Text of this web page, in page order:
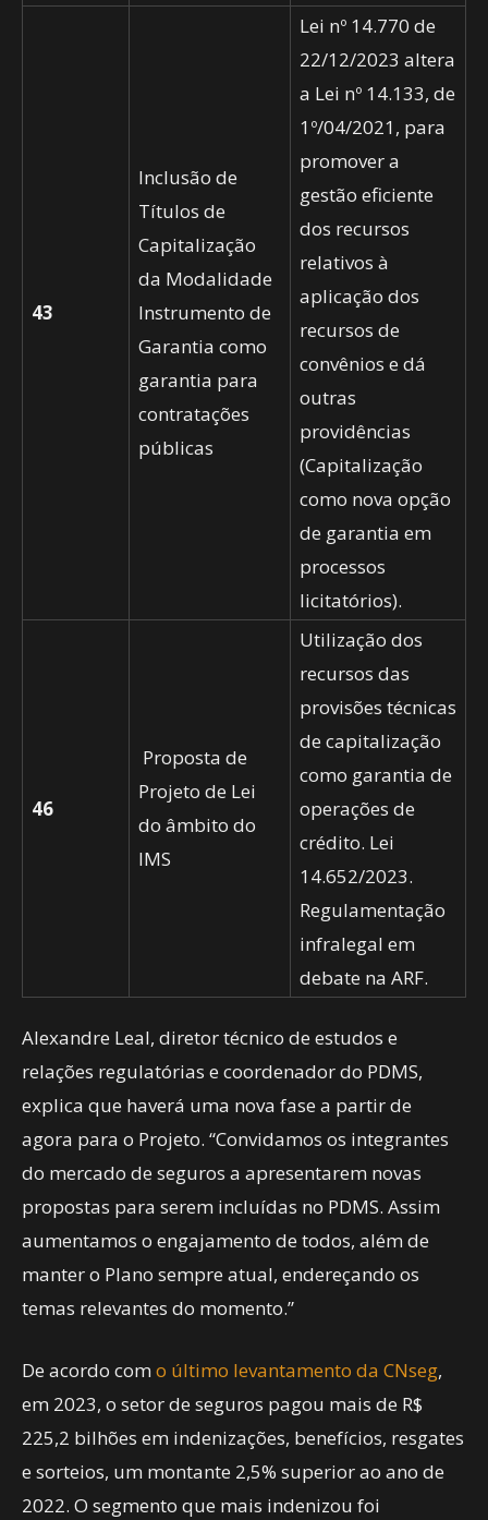
43
Inclusão de
Títulos de
Capitalização
da Modalidade
Instrumento de
Garantia como
garantia para
contratações
públicas
Lei nº 14.770 de
22/12/2023 altera
a Lei nº 14.133, de
1º/04/2021, para
promover a
gestão eficiente
dos recursos
relativos à
aplicação dos
recursos de
convênios e dá
outras
providências
(Capitalização
como nova opção
de garantia em
processos
licitatórios).
46
Proposta de
Projeto de Lei
do âmbito do
IMS
Utilização dos
recursos das
provisões técnicas
de capitalização
como garantia de
operações de
crédito. Lei
14.652/2023.
Regulamentação
infralegal em
debate na ARF.
Alexandre Leal, diretor técnico de estudos e
relações regulatórias e coordenador do PDMS,
explica que haverá uma nova fase a partir de
agora para o Projeto. “Convidamos os integrantes
do mercado de seguros a apresentarem novas
propostas para serem incluídas no PDMS. Assim
aumentamos o engajamento de todos, além de
manter o Plano sempre atual, endereçando os
temas relevantes do momento.”
De acordo como último levantamento da CNseg,
em 2023, o setor de seguros pagou mais de R$
225,2 bilhões em indenizações, benefícios, resgates
e sorteios, um montante 2,5% superior ao ano de
2022. O segmento que mais indenizou foi